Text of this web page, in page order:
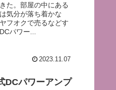
た。部屋の中にある
気分が落ち着かな
フオクで売るなどす
パワー...
2023.11.07
DCパワーアンプ